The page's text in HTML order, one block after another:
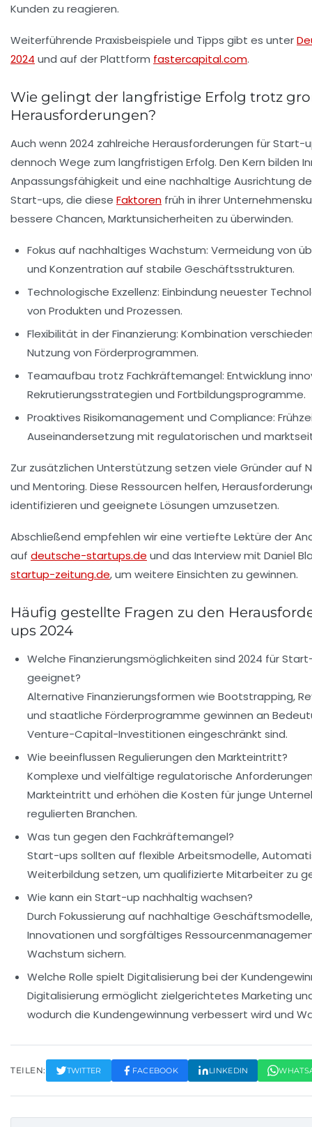
Kunden zu reagieren.
Weiterführende Praxisbeispiele und Tipps gibt es unter
2024 und auf der Plattform fastercapital.com.
Wie gelingt der langfristige Erfolg trotz
Herausforderungen?
Auch wenn 2024 zahlreiche Herausforderungen für Start-
dennoch Wege zum langfristigen Erfolg. Den Kern bilden
Anpassungsfähigkeit und eine nachhaltige Ausrichtung
Start-ups, die diese Faktoren früh in ihrer
bessere Chancen, Marktunsicherheiten zu überwinden.
Fokus auf nachhaltiges Wachstum: Vermeidung von
und Konzentration auf stabile Geschäftsstrukturen.
Technologische Exzellenz: Einbindung neuester
von Produkten und Prozessen.
Flexibilität in der Finanzierung: Kombination
Nutzung von Förderprogrammen.
Teamaufbau trotz Fachkräftemangel: Entwicklung
Rekrutierungsstrategien und Fortbildungsprogramme.
Proaktives Risikomanagement und Compliance:
Auseinandersetzung mit regulatorischen und
Zur zusätzlichen Unterstützung setzen viele Gründer auf
und Mentoring. Diese Ressourcen helfen,
identifizieren und geeignete Lösungen umzusetzen.
Abschließend empfehlen wir eine vertiefte Lektüre der
auf deutsche-startups.de und das Interview mit Daniel
startup-zeitung.de, um weitere Einsichten zu gewinnen.
Häufig gestellte Fragen zu den
ups 2024
Welche Finanzierungsmöglichkeiten sind 2024 für
geeignet?
Alternative Finanzierungsformen wie Bootstrapping,
und staatliche Förderprogramme gewinnen an
Venture-Capital-Investitionen eingeschränkt sind.
Wie beeinflussen Regulierungen den Markteintritt?
Komplexe und vielfältige regulatorische
Markteintritt und erhöhen die Kosten für junge
regulierten Branchen.
Was tun gegen den Fachkräftemangel?
Start-ups sollten auf flexible Arbeitsmodelle,
Weiterbildung setzen, um qualifizierte Mitarbeiter zu
Wie kann ein Start-up nachhaltig wachsen?
Durch Fokussierung auf nachhaltige
Innovationen und sorgfältiges
Wachstum sichern.
Welche Rolle spielt Digitalisierung bei der
Digitalisierung ermöglicht zielgerichtetes Marketing
wodurch die Kundengewinnung verbessert wird und
TEILEN: TWITTER FACEBOOK LINKEDIN